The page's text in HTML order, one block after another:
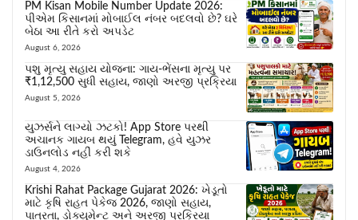
PM Kisan Mobile Number Update 2026:
પીએમ કિસાનમાં મોબાઈલ નંબર બદલવો છે? ઘરે
બેઠા આ રીતે કરો અપડેટ
August 6, 2026
પશુ મૃત્યુ સહાય યોજના: ગાય-ભેંસના મૃત્યુ પર
₹1,12,500 સુધી સહાય, જાણો અરજી પ્રક્રિયા
August 5, 2026
યુઝર્સને લાગ્યો ઝટકો! App Store પરથી
અચાનક ગાયબ થયું Telegram, હવે યુઝર
ડાઉનલોડ નહીં કરી શકે
August 4, 2026
Krishi Rahat Package Gujarat 2026: ખેડૂતો
માટે કૃષિ રાહત પેકેજ 2026, જાણો સહાય,
પાત્રતા, ડોક્યુમેન્ટ અને અરજી પ્રક્રિયા